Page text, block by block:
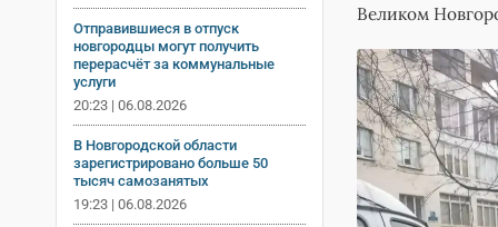
Отправившиеся в отпуск
новгородцы могут получить
перерасчёт за коммунальные
услуги
20:23 | 06.08.2026
В Новгородской области
зарегистрировано больше 50
тысяч самозанятых
19:23 | 06.08.2026
Великом